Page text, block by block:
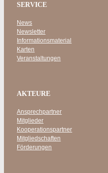
SERVICE
News
Newsletter
Informationsmaterial
Karten
Veranstaltungen
AKTEURE
Ansprechpartner
Mitglieder
Kooperationspartner
Mitgliedschaften
Förderungen